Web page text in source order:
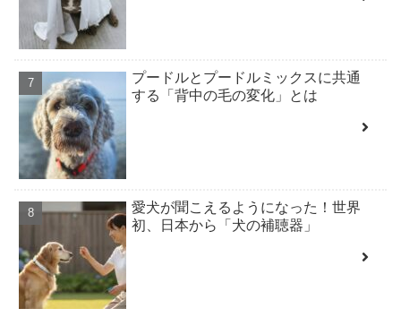
プードルとプードルミックスに共通
する「背中の毛の変化」とは
愛犬が聞こえるようになった！世界
初、日本から「犬の補聴器」